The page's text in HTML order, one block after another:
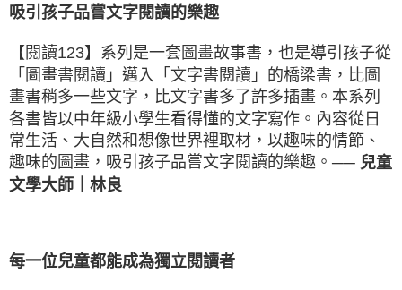
吸引孩子品嘗文字閱讀的樂趣
【閱讀123】系列是一套圖畫故事書，也是導引孩子從
「圖畫書閱讀」邁入「文字書閱讀」的橋梁書，比圖
畫書稍多一些文字，比文字書多了許多插畫。本系列
各書皆以中年級小學生看得懂的文字寫作。內容從日
常生活、大自然和想像世界裡取材，以趣味的情節、
趣味的圖畫，吸引孩子品嘗文字閱讀的樂趣。 ── 兒童
文學大師｜林良
每一位兒童都能成為獨立閱讀者